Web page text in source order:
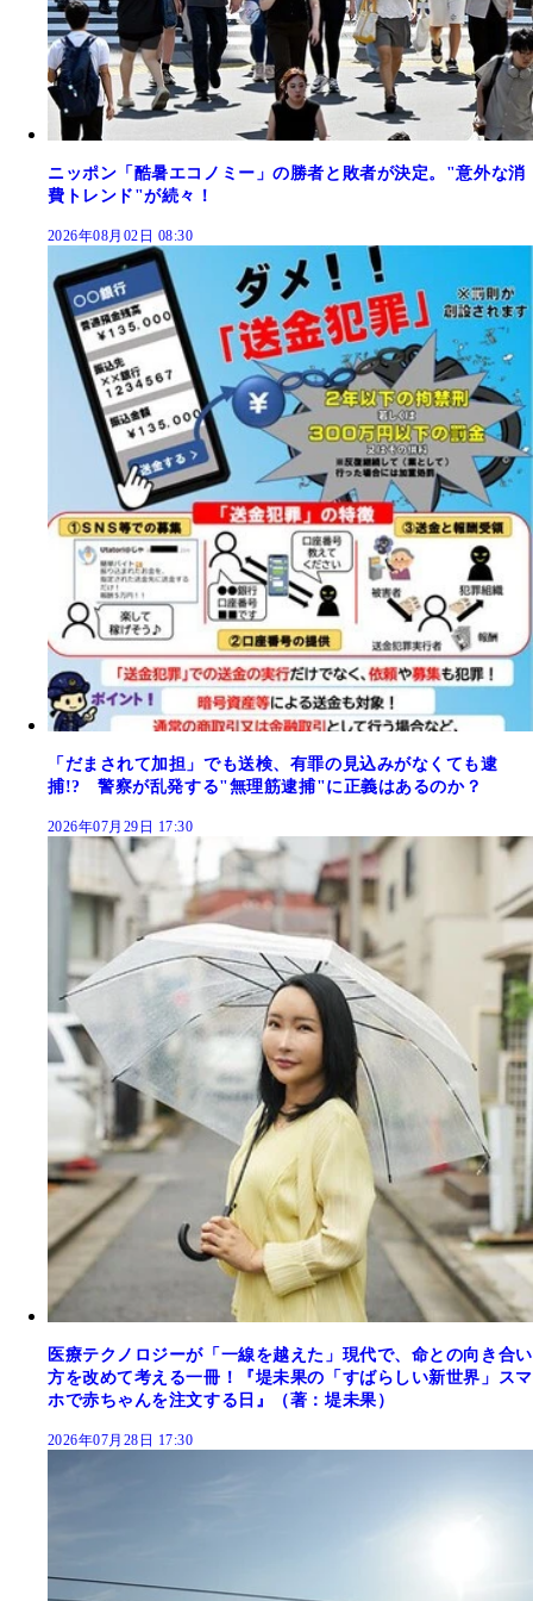
ニッポン「酷暑エコノミー」の勝者と敗者が決定。"意外な消
費トレンド"が続々！
2026年08月02日 08:30
「だまされて加担」でも送検、有罪の見込みがなくても逮
捕!? 警察が乱発する"無理筋逮捕"に正義はあるのか？
2026年07月29日 17:30
医療テクノロジーが「一線を越えた」現代で、命との向き合い
方を改めて考える一冊！『堤未果の「すばらしい新世界」スマ
ホで赤ちゃんを注文する日』（著：堤未果）
2026年07月28日 17:30